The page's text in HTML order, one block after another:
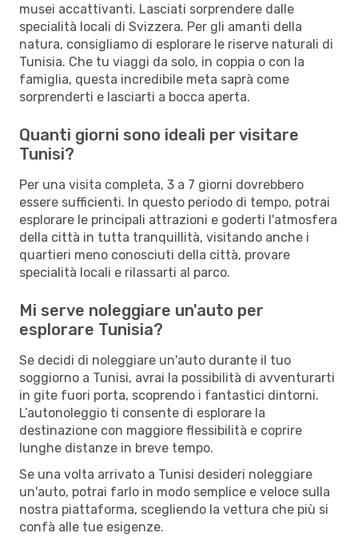
musei accattivanti. Lasciati sorprendere dalle
specialità locali di Svizzera. Per gli amanti della
natura, consigliamo di esplorare le riserve naturali di
Tunisia. Che tu viaggi da solo, in coppia o con la
famiglia, questa incredibile meta saprà come
sorprenderti e lasciarti a bocca aperta.
Quanti giorni sono ideali per visitare
Tunisi?
Per una visita completa, 3 a 7 giorni dovrebbero
essere sufficienti. In questo periodo di tempo, potrai
esplorare le principali attrazioni e goderti l'atmosfera
della città in tutta tranquillità, visitando anche i
quartieri meno conosciuti della città, provare
specialità locali e rilassarti al parco.
Mi serve noleggiare un'auto per
esplorare Tunisia?
Se decidi di noleggiare un'auto durante il tuo
soggiorno a Tunisi, avrai la possibilità di avventurarti
in gite fuori porta, scoprendo i fantastici dintorni.
L’autonoleggio ti consente di esplorare la
destinazione con maggiore flessibilità e coprire
lunghe distanze in breve tempo.
Se una volta arrivato a Tunisi desideri noleggiare
un'auto, potrai farlo in modo semplice e veloce sulla
nostra piattaforma, scegliendo la vettura che più si
confà alle tue esigenze.